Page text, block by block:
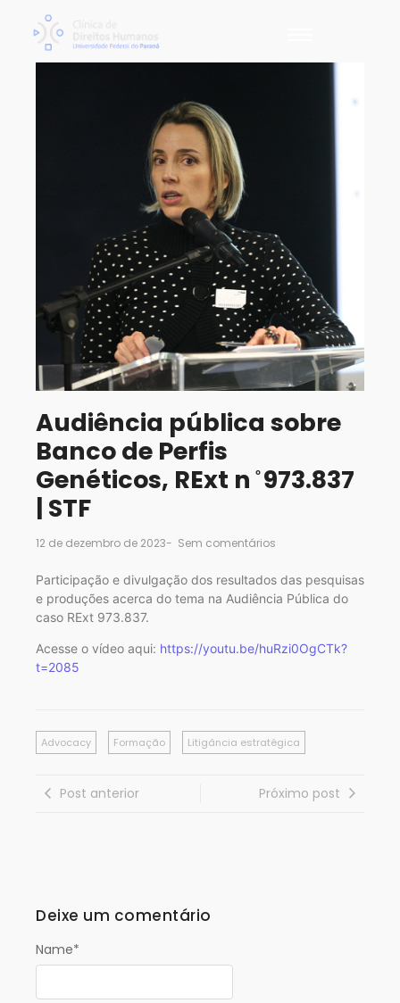
Audiência pública sobre
Banco de Perfis
Genéticos, RExt n ̊ 973.837
| STF
12 de dezembro de 2023- Sem comentários
Participação e divulgação dos resultados das pesquisas
e produções acerca do tema na Audiência Pública do
caso RExt 973.837.
Acesse o vídeo aqui: https://youtu.be/huRzi0OgCTk?
t=2085
Advocacy Formação Litigância estratégica
Post anterior Próximo post
Deixe um comentário
Name*